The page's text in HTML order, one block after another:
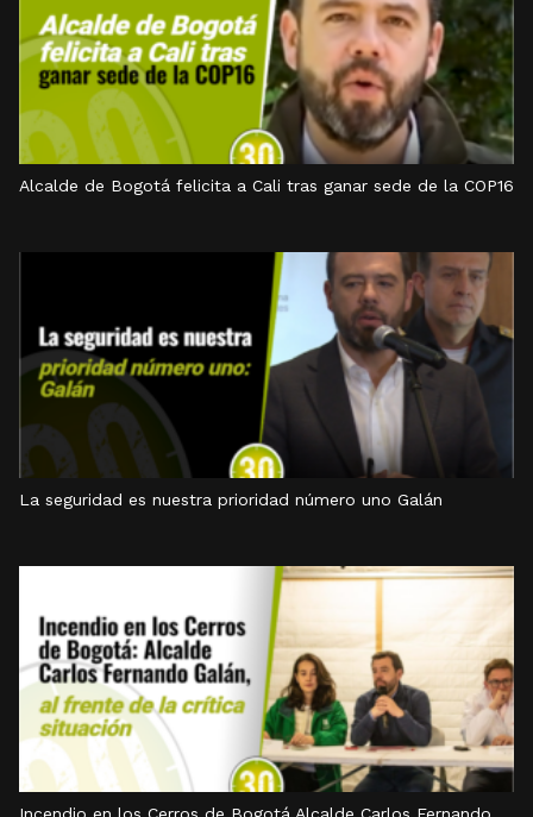
Alcalde de Bogotá felicita a Cali tras ganar sede de la COP16
La seguridad es nuestra prioridad número uno Galán